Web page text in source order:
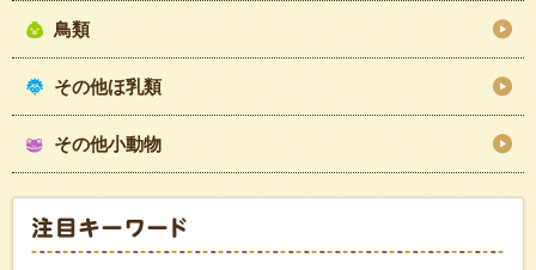
鳥類
その他ほ乳類
その他小動物